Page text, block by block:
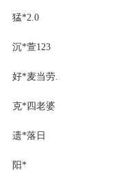
猛*2.0
沉*萱123
好*麦当劳.
克*四老婆
遗*落日
阳*